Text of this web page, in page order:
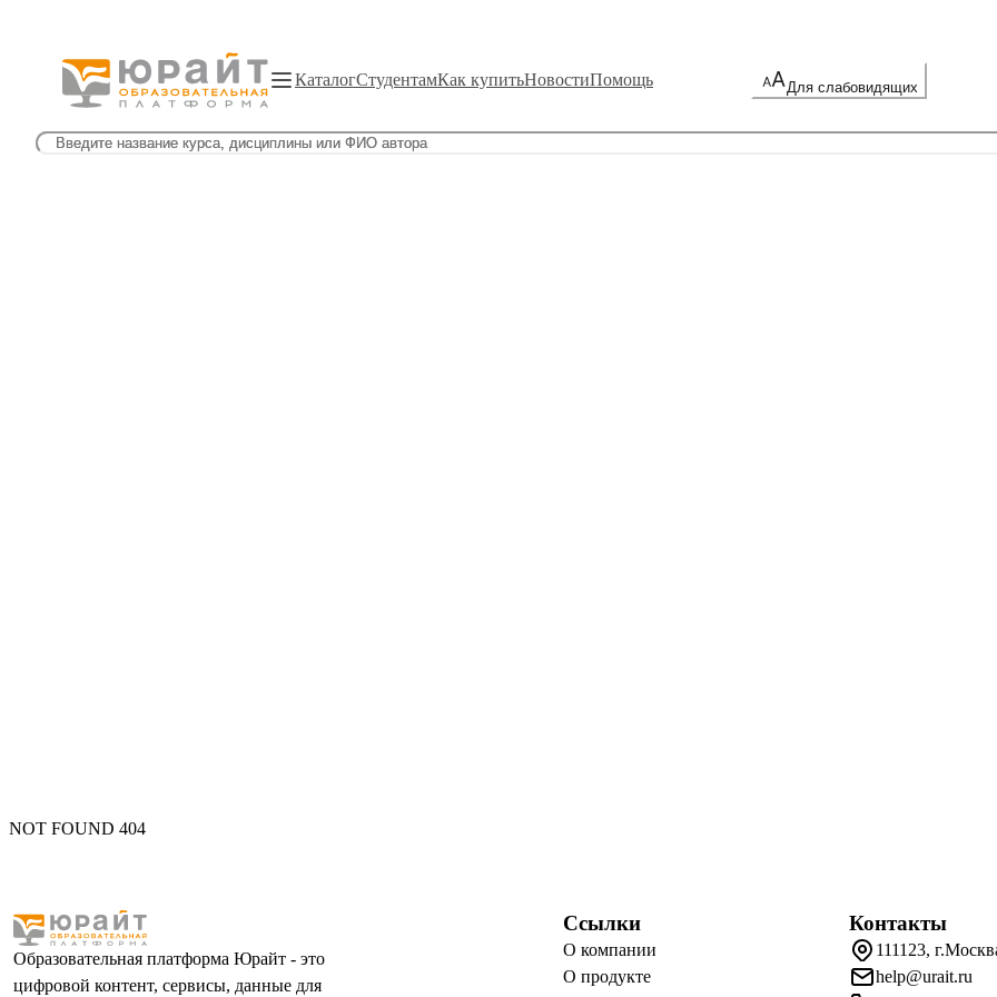
КаталогСтудентамКак купитьНовостиПомощь Для слабовидящих
NOT FOUND 404
Образовательная платформа Юрайт - это
цифровой контент, сервисы, данные для
Ссылки
О компании
О продукте
Контакты
111123,
help@urait.ru